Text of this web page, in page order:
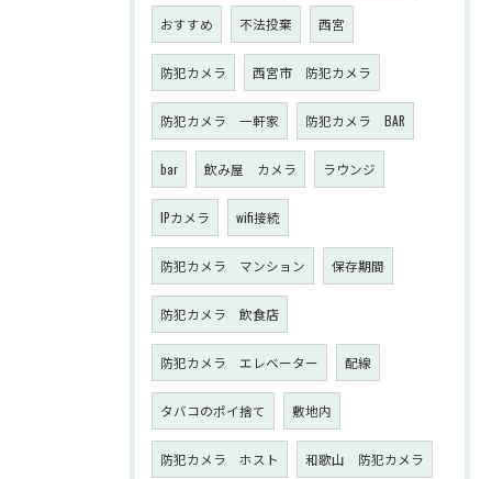
おすすめ 不法投棄 西宮
防犯カメラ 西宮市 防犯カメラ
防犯カメラ 一軒家 防犯カメラ BAR
bar 飲み屋 カメラ ラウンジ
IPカメラ wifi接続
防犯カメラ マンション 保存期間
防犯カメラ 飲食店
防犯カメラ エレベーター 配線
タバコのポイ捨て 敷地内
防犯カメラ ホスト 和歌山 防犯カメラ